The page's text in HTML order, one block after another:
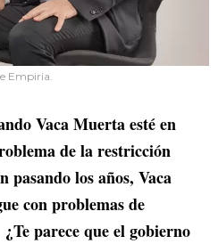
Empiria.
Vaca Muerta esté en
de la restricción
pasando los años, Vaca
con problemas de
parece que el gobierno